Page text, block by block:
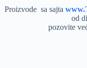
Proizvode sa sajta
od
pozovite